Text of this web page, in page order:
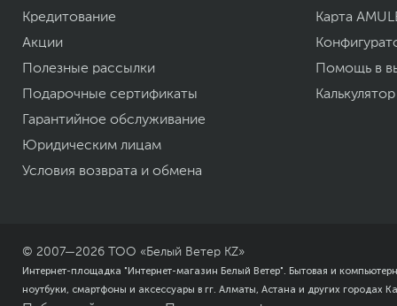
Кредитование
Акции
Полезные рассылки
Подарочные сертификаты
Гарантийное обслуживание
Юридическим лицам
Условия возврата и обмена
Карта
Помощь в
© 2007—2026 ТОО «Белый Ветер KZ»
Интернет-площадка "Интернет-магазин Белый Ветер". Бытовая и
ноутбуки, смартфоны и аксессуары в гг. Алматы, Астана и других городах